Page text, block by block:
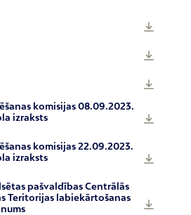
komisijas 08.09.2023.
izraksts
komisijas 22.09.2023.
izraksts
pašvaldības Centrālās
Teritorijas labiekārtošanas